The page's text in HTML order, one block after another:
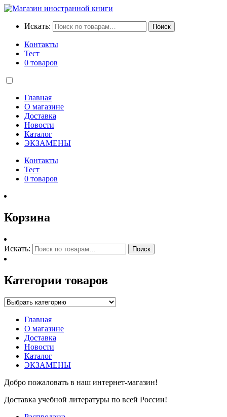
Искать: Поиск
Контакты
Тест
0 товаров
Главная
О магазине
Доставка
Новости
Каталог
ЭКЗАМЕНЫ
Контакты
Тест
0 товаров
Корзина
Искать: Поиск
Категории товаров
Главная
О магазине
Доставка
Новости
Каталог
ЭКЗАМЕНЫ
Добро пожаловать в наш интернет-магазин!
Доставка учебной литературы по всей России!